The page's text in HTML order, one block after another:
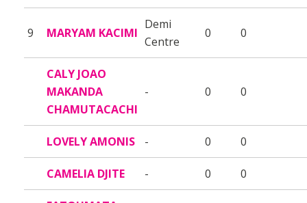
9 MARYAM KACIMI
Demi
Centre
0 0
CALY JOAO
MAKANDA
CHAMUTACACHI
- 0 0
LOVELY AMONIS - 0 0
CAMELIA DJITE - 0 0